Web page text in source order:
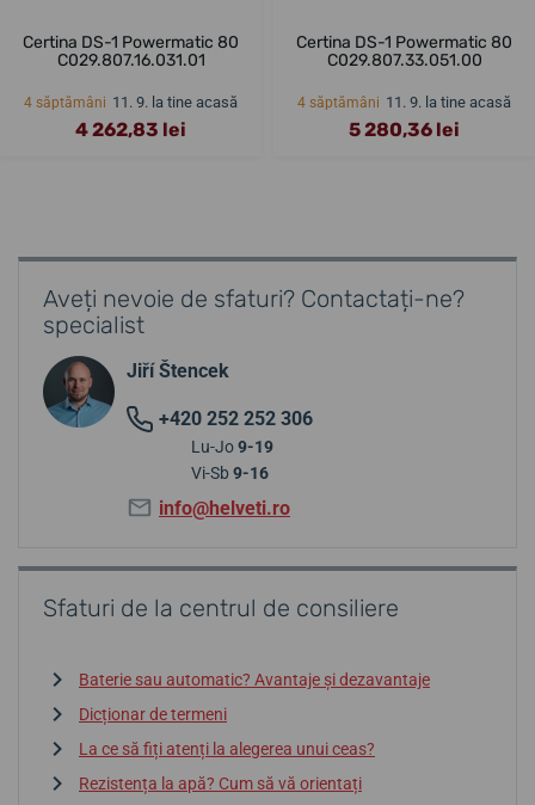
Certina DS-1 Powermatic 80
C029.807.16.031.01
4 săptămâni 11. 9. la tine acasă
4 262,83 lei
Certina DS-1 Powermatic 80
C029.807.33.051.00
4 săptămâni 11. 9. la tine acasă
5 280,36 lei
Aveți nevoie de sfaturi? Contactați-ne?
specialist
Jiří Štencek
+420 252 252 306
Lu-Jo9-19
Vi-Sb 9-16
info@helveti.ro
Sfaturi de la centrul de consiliere
Baterie sau automatic? Avantaje și dezavantaje
Dicționar de termeni
La ce să fiți atenți la alegerea unui ceas?
Rezistența la apă? Cum să vă orientați